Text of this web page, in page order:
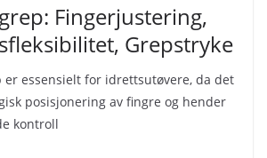
Fingerjustering,
Grepstryke
er essensielt for idrettsutøvere, da det
posisjonering av fingre og hender
kontroll